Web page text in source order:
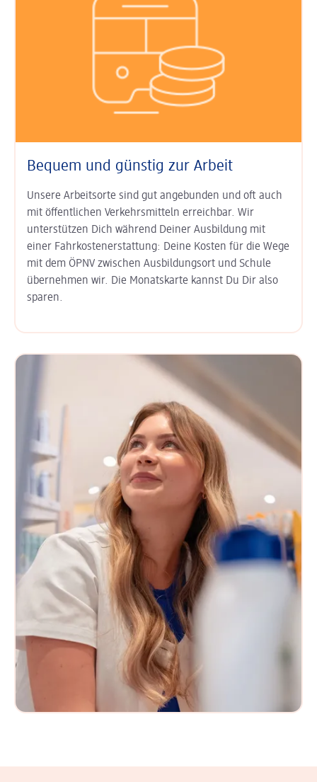
Bequem und günstig zur Arbeit
Unsere Arbeitsorte sind gut an­ge­bunden und oft auch
mit öffent­lichen Verkehrs­mitteln erreichbar. Wir
unterstützen Dich während Deiner Aus­bildung mit
einer Fahr­kosten­erstat­tung: Deine Kosten für die Wege
mit dem ÖPNV zwischen Ausbildungs­ort und Schule
übernehmen wir. Die Monats­karte kannst Du Dir also
sparen.